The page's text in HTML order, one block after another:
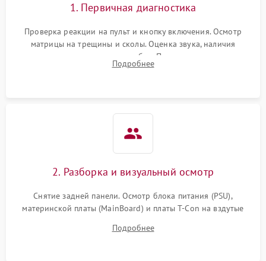
1. Первичная диагностика
Проверка реакции на пульт и кнопку включения. Осмотр
матрицы на трещины и сколы. Оценка звука, наличия
подсветки и индикаторов ошибок. Подключение тестовых
источников сигнала для выявления симптомов поломки.
Подробнее
2. Разборка и визуальный осмотр
Снятие задней панели. Осмотр блока питания (PSU),
материнской платы (MainBoard) и платы T-Con на вздутые
Проверка надежности фиксации и целостности шлейфов.
Подробнее